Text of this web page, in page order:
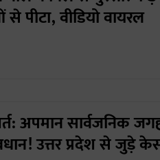
पीटा, वीडियो वायरल
अपमान सार्वजनिक
उत्तर प्रदेश से जुड़े